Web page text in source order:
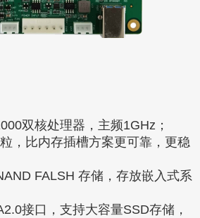
双核处理器，主频1GHz；
，比内存插槽方案更可靠，更稳
FALSH 存储，存放嵌入式系
接口，支持大容量SSD存储，